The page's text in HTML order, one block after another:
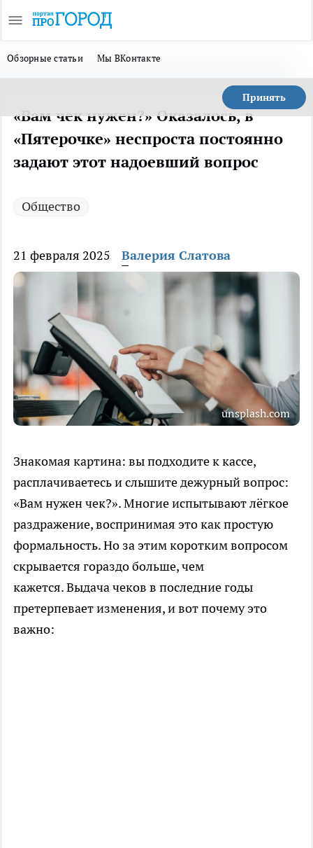
Обзорные статьи Мы ВКонтакте
Принять
«Вам чек нужен?» Оказалось, в
«Пятерочке» неспроста постоянно
задают этот надоевший вопрос
Общество
21 февраля 2025 Валерия Слатова
unsplash.com
Знакомая картина: вы подходите к кассе,
расплачиваетесь и слышите дежурный вопрос:
«Вам нужен чек?». Многие испытывают лёгкое
раздражение, воспринимая это как простую
формальность. Но за этим коротким вопросом
скрывается гораздо больше, чем
кажется. Выдача чеков в последние годы
претерпевает изменения, и вот почему это
важно: